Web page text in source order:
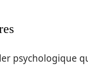
psychologique